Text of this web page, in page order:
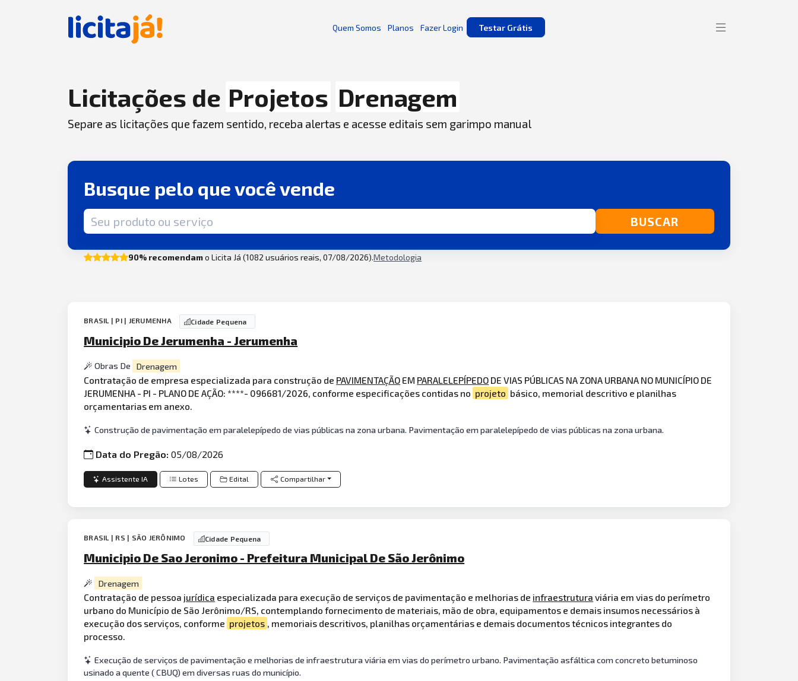
Quem Somos Planos Fazer Login Testar Grátis
Licitações de Projetos Drenagem
Separe as licitações que fazem sentido, receba alertas e acesse editais sem garimpo manual
Busque pelo que você vende
Termo de busca BUSCAR
90% recomendamo Licita Já (1082 usuários reais, 07/08/2026).Metodologia
BRASIL | PI | JERUMENHA Cidade Pequena
Municipio De Jerumenha - Jerumenha
Obras De Drenagem
Contratação de empresa especializada para construção de PAVIMENTAÇÃO EM PARALELEPÍPEDO DE VIAS PÚBLICAS NA ZONA URBANA NO MUNICÍPIO DE
JERUMENHA - PI - PLANO DE AÇÃO: ****- 096681/2026, conforme especificações contidas no projeto básico, memorial descritivo e planilhas
orçamentarias em anexo.
Construção de pavimentação em paralelepípedo de vias públicas na zona urbana. Pavimentação em paralelepípedo de vias públicas na zona urbana.
Data do Pregão:05/08/2026
Assistente IA Lotes Edital Compartilhar
BRASIL | RS | SÃO JERÔNIMO Cidade Pequena
Municipio De Sao Jeronimo - Prefeitura Municipal De São Jerônimo
Drenagem
Contratação de pessoa jurídica especializada para execução de serviços de pavimentação e melhorias de infraestrutura viária em vias do perímetro
urbano do Município de São Jerônimo/RS, contemplando fornecimento de materiais, mão de obra, equipamentos e demais insumos necessários à
execução dos serviços, conforme projetos , memoriais descritivos, planilhas orçamentárias e demais documentos técnicos integrantes do
processo.
Execução de serviços de pavimentação e melhorias de infraestrutura viária em vias do perímetro urbano. Pavimentação asfáltica com concreto betuminoso
usinado a quente ( CBUQ) em diversas ruas do município.